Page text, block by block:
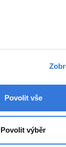
Povolit vše
Povolit výběr
(přízemí)